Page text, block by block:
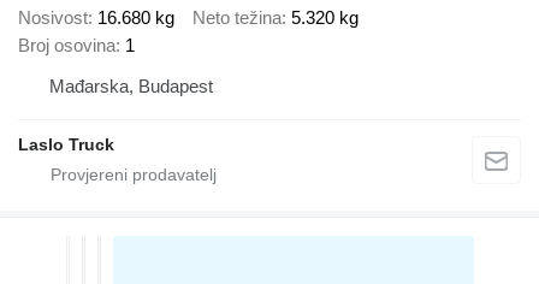
Nosivost 16.680 kg Neto težina 5.320 kg
Broj osovina 1
Mađarska, Budapest
Laslo Truck